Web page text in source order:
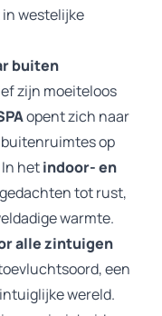
westelijke
buiten
zijn moeiteloos
opent zich naar
op
hetindoor- en
tot rust,
warmte.
alle zintuigen
een
wereld.